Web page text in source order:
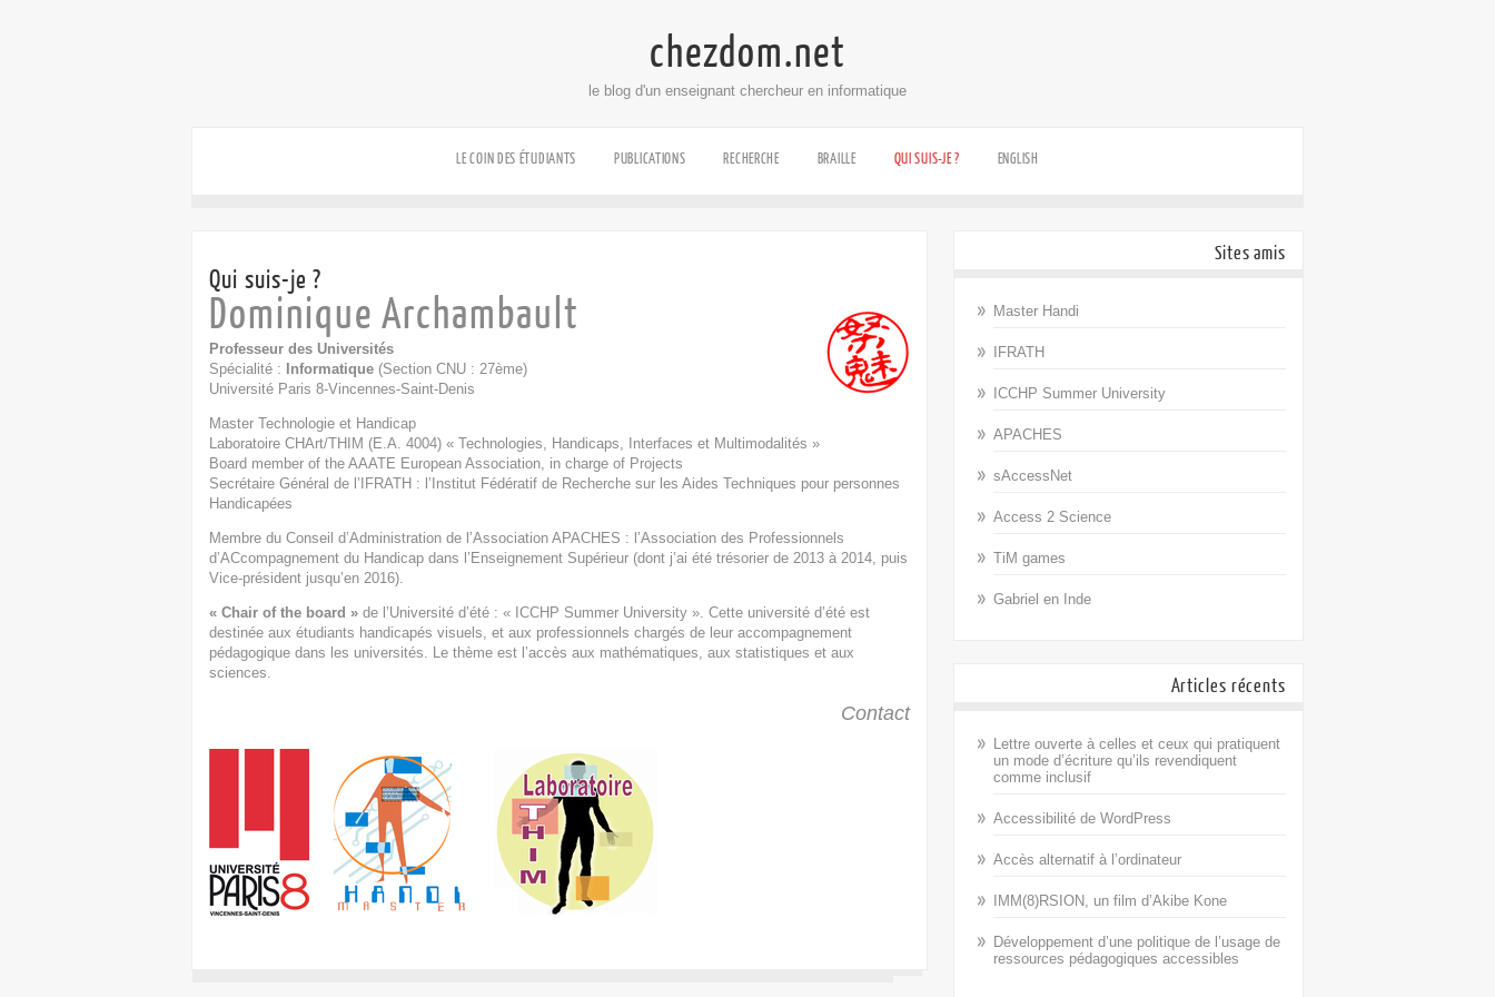
chezdom.net
le blog d'un enseignant chercheur en informatique
LE COIN DES ÉTUDIANTS PUBLICATIONS RECHERCHE BRAILLE QUI SUIS-JE ? ENGLISH
Qui suis-je ?
Dominique Archambault
Professeur des Universités
Spécialité : Informatique (Section CNU : 27ème)
Université Paris 8-Vincennes-Saint-Denis
Master Technologie et Handicap
Laboratoire CHArt/THIM (E.A. 4004) « Technologies, Handicaps, Interfaces et Multimodalités »
Board member of the AAATE European Association, in charge of Projects
Secrétaire Général de l’IFRATH : l’Institut Fédératif de Recherche sur les Aides Techniques pour personnes
Handicapées
Membre du Conseil d’Administration de l’Association APACHES : l’Association des Professionnels
d’ACcompagnement du Handicap dans l’Enseignement Supérieur (dont j’ai été trésorier de 2013 à 2014, puis
Vice-président jusqu’en 2016).
« Chair of the board » de l’Université d’été : « ICCHP Summer University » . Cette université d’été est
destinée aux étudiants handicapés visuels, et aux professionnels chargés de leur accompagnement
pédagogique dans les universités. Le thème est l’accès aux mathématiques, aux statistiques et aux
sciences.
Contact
Sites amis
Master Handi
IFRATH
ICCHP Summer University
APACHES
sAccessNet
Access 2 Science
TiM games
Gabriel en Inde
Articles récents
Lettre ouverte à celles et ceux qui pratiquent
un mode d’écriture qu’ils revendiquent
comme inclusif
Accessibilité de WordPress
Accès alternatif à l’ordinateur
IMM(8)RSION, un film d’Akibe Kone
Développement d’une politique de l’usage de
ressources pédagogiques accessibles